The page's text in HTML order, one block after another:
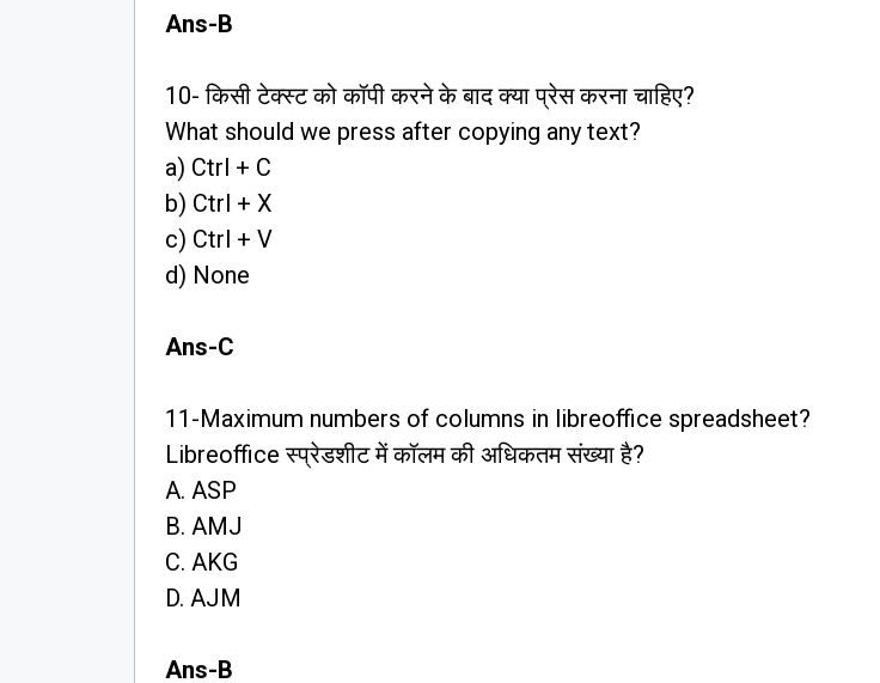
Ans-B
10- किसी टेक्स्ट को कॉपी करने के बाद क्या प्रेस करना चाहिए?
What should we press after copying any text?
a) Ctrl + C
b) Ctrl + X
c) Ctrl + V
d) None
Ans-C
11-Maximum numbers of columns in libreoffice spreadsheet?
Libreoffice स्प्रेडशीट में कॉलम की अधिकतम संख्या है?
A. ASP
B. AMJ
C. AKG
D. AJM
Ans-B